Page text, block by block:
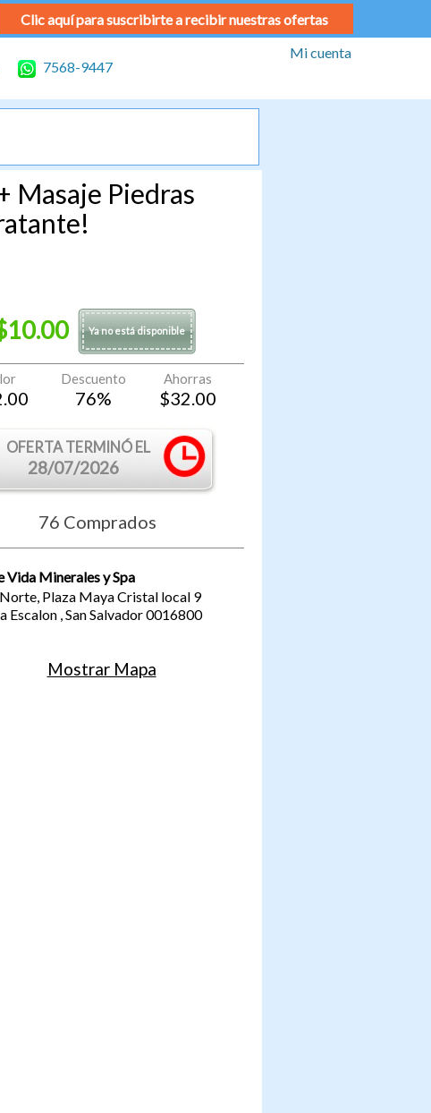
Clic aquí para suscribirte a recibir nuestras ofertas
7568-9447
Mi cuenta
Masaje Piedras
Ya no está disponible
Descuento
76%
Ahorras
$32.00
OFERTA TERMINÓ EL
28/07/2026
76 Comprados
Vida Minerales y Spa
Plaza Maya Cristal local 9
Escalon,San Salvador0016800
Mostrar Mapa